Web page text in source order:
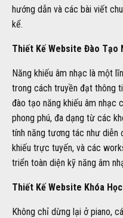
hướng dẫn và các bài viết
kể.
Thiết Kế Website Đào Tạo
Năng khiếu âm nhạc là một
trong cách truyền đạt thông
đào tạo năng khiếu âm nhạc
phong phú, đa dạng từ các
tính năng tương tác như diễn
khiếu trực tuyến, và các
triển toàn diện kỹ năng âm
Thiết Kế Website Khóa
Không chỉ dừng lại ở piano,